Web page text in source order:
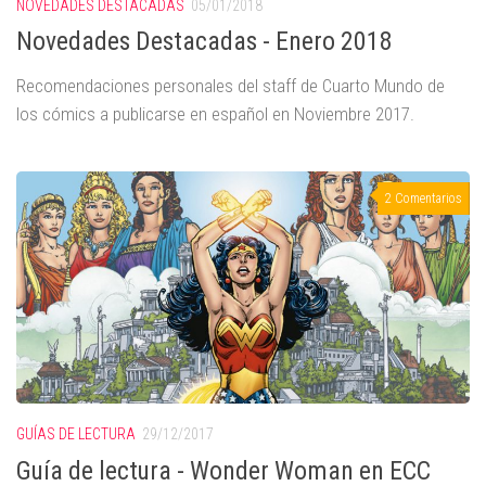
NOVEDADES DESTACADAS 05/01/2018
Novedades Destacadas - Enero 2018
Recomendaciones personales del staff de Cuarto Mundo de
los cómics a publicarse en español en Noviembre 2017.
2 Comentarios
GUÍAS DE LECTURA 29/12/2017
Guía de lectura - Wonder Woman en ECC